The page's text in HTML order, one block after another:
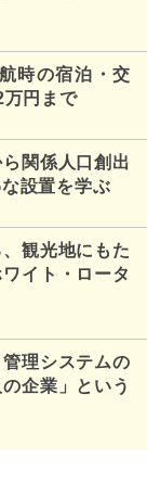
時の宿泊・交
万円まで
関係人口創出
設置を学ぶ
観光地にもた
イト・ロータ
理システムの
企業」という